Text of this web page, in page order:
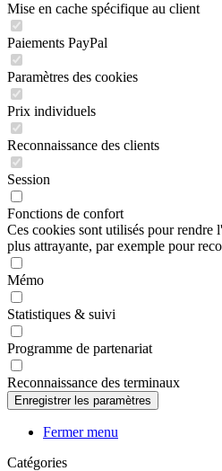
Mise en cache spécifique au client
Paiements PayPal
Paramètres des cookies
Prix individuels
Reconnaissance des clients
Session
Fonctions de confort
Ces cookies sont utilisés pour rendre
plus attrayante, par exemple pour
Mémo
Statistiques & suivi
Programme de partenariat
Reconnaissance des terminaux
Fermer menu
Catégories